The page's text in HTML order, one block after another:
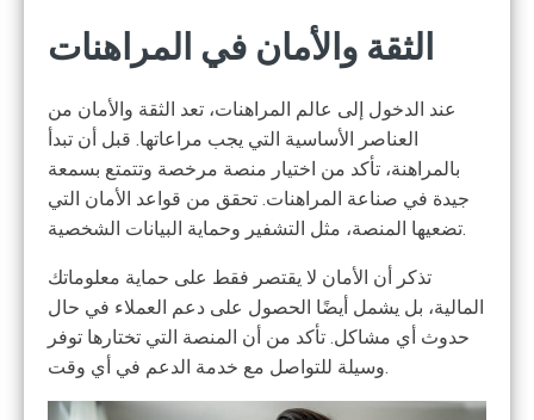
الثقة والأمان في المراهنات
عند الدخول إلى عالم المراهنات، تعد الثقة والأمان من
العناصر الأساسية التي يجب مراعاتها. قبل أن تبدأ
بالمراهنة، تأكد من اختيار منصة مرخصة وتتمتع بسمعة
جيدة في صناعة المراهنات. تحقق من قواعد الأمان التي
تضعيها المنصة، مثل التشفير وحماية البيانات الشخصية.
تذكر أن الأمان لا يقتصر فقط على حماية معلوماتك
المالية، بل يشمل أيضًا الحصول على دعم العملاء في حال
حدوث أي مشاكل. تأكد من أن المنصة التي تختارها توفر
وسيلة للتواصل مع خدمة الدعم في أي وقت.